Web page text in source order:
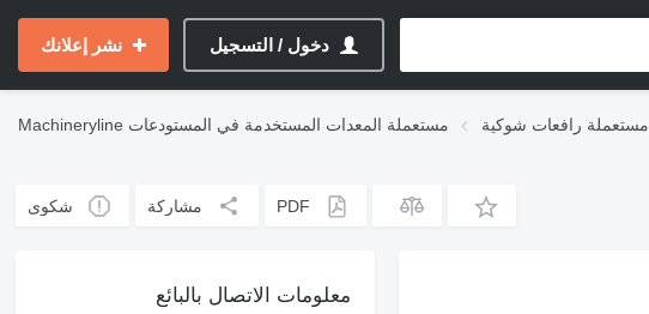
دخول / التسجيل نشر إعلانك
Machineryline مستعملة المعدات المستخدمة في المستودعات مستعملة رافعات شوكية
PDF مشاركة شكوى
معلومات الاتصال بالبائع